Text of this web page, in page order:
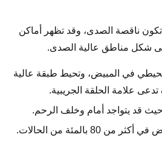
ناقصة الصدى، وقد تظهر أماكن
شكل مناطق عالية الصدى.
في المبيض، وتحيط طبقة عالية
علامة الحلقة الجريبية.
قد يتواجد أمام وخلف الرحم.
بالمئة من الحالات.